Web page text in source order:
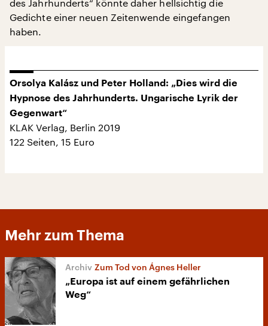
des Jahrhunderts“ könnte daher hellsichtig die
Gedichte einer neuen Zeitenwende eingefangen
haben.
Orsolya Kalász und Peter Holland: „Dies wird die
Hypnose des Jahrhunderts. Ungarische Lyrik der
Gegenwart“
KLAK Verlag, Berlin 2019
122 Seiten, 15 Euro
Mehr zum Thema
Zum Tod von Ágnes Heller
„Europa ist auf einem gefährlichen
Weg“